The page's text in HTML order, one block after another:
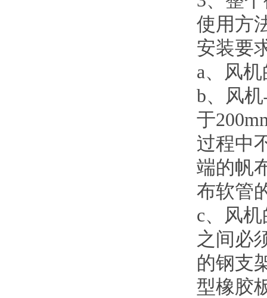
使用方
安装要
a、风
b、风
于
过程中
端的帆
布软管
c、风
之间必
的钢支
型橡胶